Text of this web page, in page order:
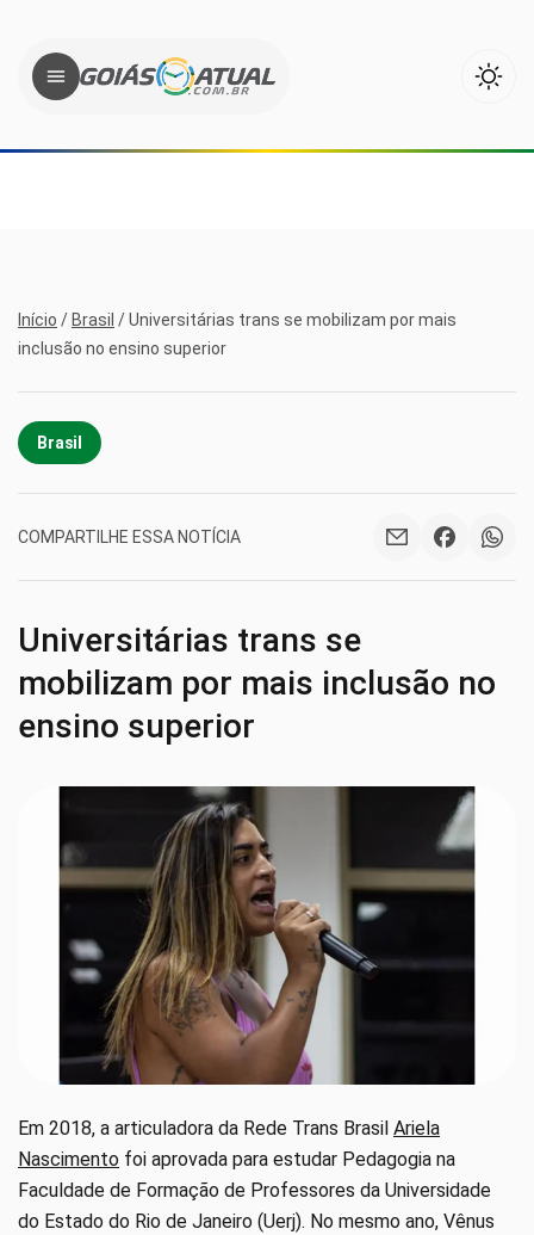
Início / Brasil /Universitárias trans se mobilizam por mais
inclusão no ensino superior
Brasil
COMPARTILHE ESSA NOTÍCIA
Universitárias trans se
mobilizam por mais inclusão no
ensino superior
Em 2018, a articuladora da Rede Trans Brasil Ariela
Nascimento foi aprovada para estudar Pedagogia na
Faculdade de Formação de Professores da Universidade
do Estado do Rio de Janeiro (Uerj). No mesmo ano, Vênus